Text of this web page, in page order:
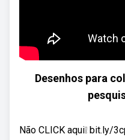
Desenhos para
Não CLICK aqui❕ bit.ly/